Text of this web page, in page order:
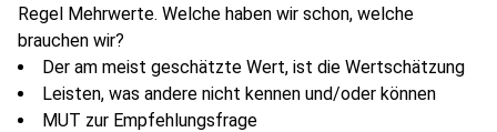
Regel Mehrwerte. Welche haben wir schon, welche
brauchen wir?
Der am meist geschätzte Wert, ist die Wertschätzung
Leisten, was andere nicht kennen und/oder können
MUT zur Empfehlungsfrage